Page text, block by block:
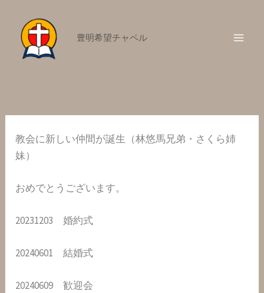
豊明希望チャペル
教会に新しい仲間が誕生（林悠馬兄弟・さくら姉
妹）
おめでとうございます。
20231203 婚約式
20240601 結婚式
20240609 歓迎会